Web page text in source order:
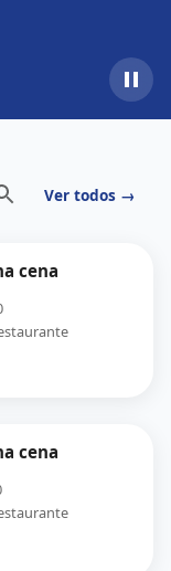
Ver todos →
cena
cena